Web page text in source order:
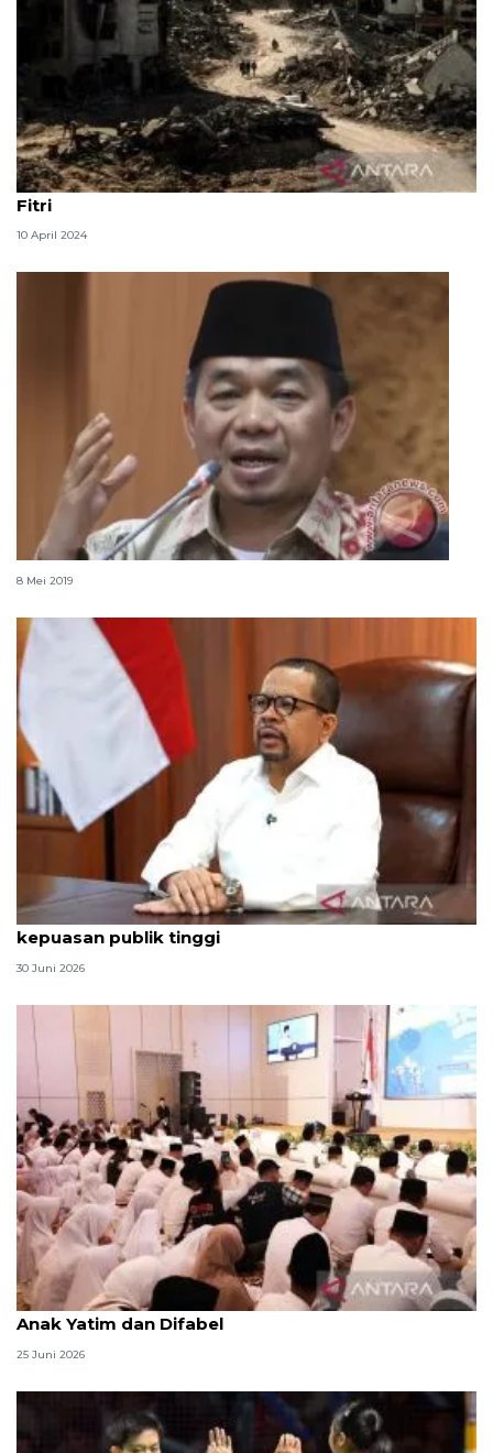
Israel terus gempur Jalur Gaza di hari pertama Idul
Fitri
10 April 2024
FPKS: Serangan Israel nodai kesucian Ramadhan
8 Mei 2019
Qodari: Pemerintah tak puas diri meski tingkat
kepuasan publik tinggi
30 Juni 2026
Menag jadikan setiap 10 Muharam sebagai Lebaran
Anak Yatim dan Difabel
25 Juni 2026